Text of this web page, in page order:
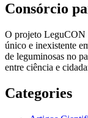
Consórcio
O projeto LeguCON
único e inexistente
de leguminosas no
entre ciência e
Categories